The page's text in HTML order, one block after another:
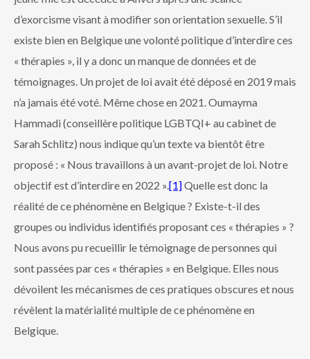
d’exorcisme visant à modifier son orientation sexuelle. S’il
existe bien en Belgique une volonté politique d’interdire ces
« thérapies », il y a donc un manque de données et de
témoignages. Un projet de loi avait été déposé en 2019 mais
n’a jamais été voté. Même chose en 2021. Oumayma
Hammadi (conseillère politique LGBTQI+ au cabinet de
Sarah Schlitz) nous indique qu’un texte va bientôt être
proposé : « Nous travaillons à un avant-projet de loi. Notre
objectif est d’interdire en 2022 ».[1]Quelle est donc la
réalité de ce phénomène en Belgique ? Existe-t-il des
groupes ou individus identifiés proposant ces « thérapies » ?
Nous avons pu recueillir le témoignage de personnes qui
sont passées par ces « thérapies » en Belgique. Elles nous
dévoilent les mécanismes de ces pratiques obscures et nous
révèlent la matérialité multiple de ce phénomène en
Belgique.